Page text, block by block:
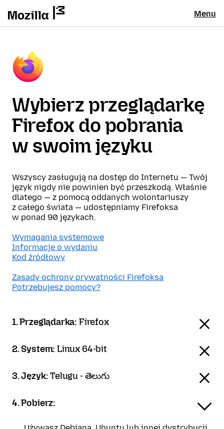
Menu
Wybierz przeglądarkę
Firefox do pobrania
w swoim języku
Wszyscy zasługują na dostęp do Internetu — Twój
język nigdy nie powinien być przeszkodą. Właśnie
dlatego — z pomocą oddanych wolontariuszy
z całego świata — udostępniamy Firefoksa
w ponad 90 językach.
Wymagania systemowe
Informacje o wydaniu
Kod źródłowy
Zasady ochrony prywatności Firefoksa
Potrzebujesz pomocy?
1. Przeglądarka: Firefox
2. System:Linux 64-bit
3. Język:Telugu - తెలుగు
4. Pobierz: